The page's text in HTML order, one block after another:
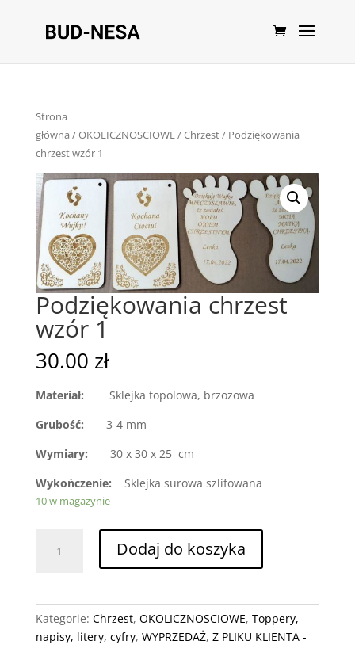
Strona
główna /OKOLICZNOSCIOWE/Chrzest/ Podziękowania
chrzest wzór 1
Podziękowania chrzest
wzór 1
30.00 zł
Materiał:
Sklejka topolowa, brzozowa
Grubość: 3-4 mm
Wymiary:
30 x 30 x 25 cm
Wykończenie:
Sklejka surowa szlifowana
10 w magazynie
Podziękowania
Dodaj do koszyka
Kategorie: Chrzest, OKOLICZNOSCIOWE, Toppery,
napisy, litery, cyfry, WYPRZEDAŻ, Z PLIKU KLIENTA -